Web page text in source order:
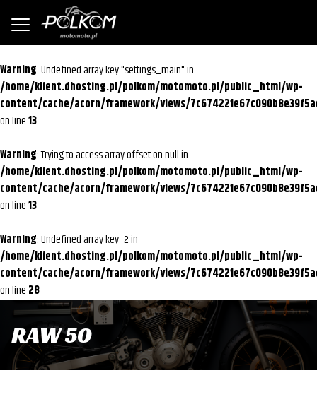
Warning : Undefined array key "settings_main" in
/home/klient.dhosting.pl/polkom/motomoto.pl/public_html/wp-
content/cache/acorn/framework/views/
on line13
Warning : Trying to access array offset on null in
/home/klient.dhosting.pl/polkom/motomoto.pl/public_html/wp-
content/cache/acorn/framework/views/
on line13
Warning : Undefined array key -2 in
/home/klient.dhosting.pl/polkom/motomoto.pl/public_html/wp-
content/cache/acorn/framework/views/
on line 28
RAW 50